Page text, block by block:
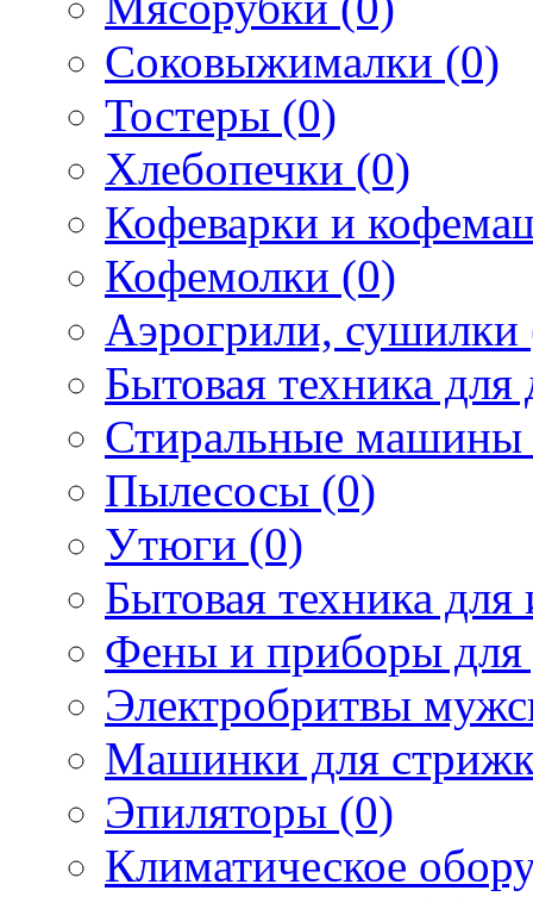
Соковыжималки (0)
Тостеры (0)
Хлебопечки (0)
Кофеварки и
Кофемолки (0)
Аэрогрили, сушилки
Бытовая техника
Стиральные машины
Пылесосы (0)
Утюги (0)
Бытовая техника
Фены и приборы для
Электробритвы
Машинки для
Эпиляторы (0)
Климатическое